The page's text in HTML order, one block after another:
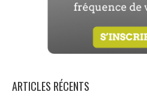
ARTICLES RÉCENTS